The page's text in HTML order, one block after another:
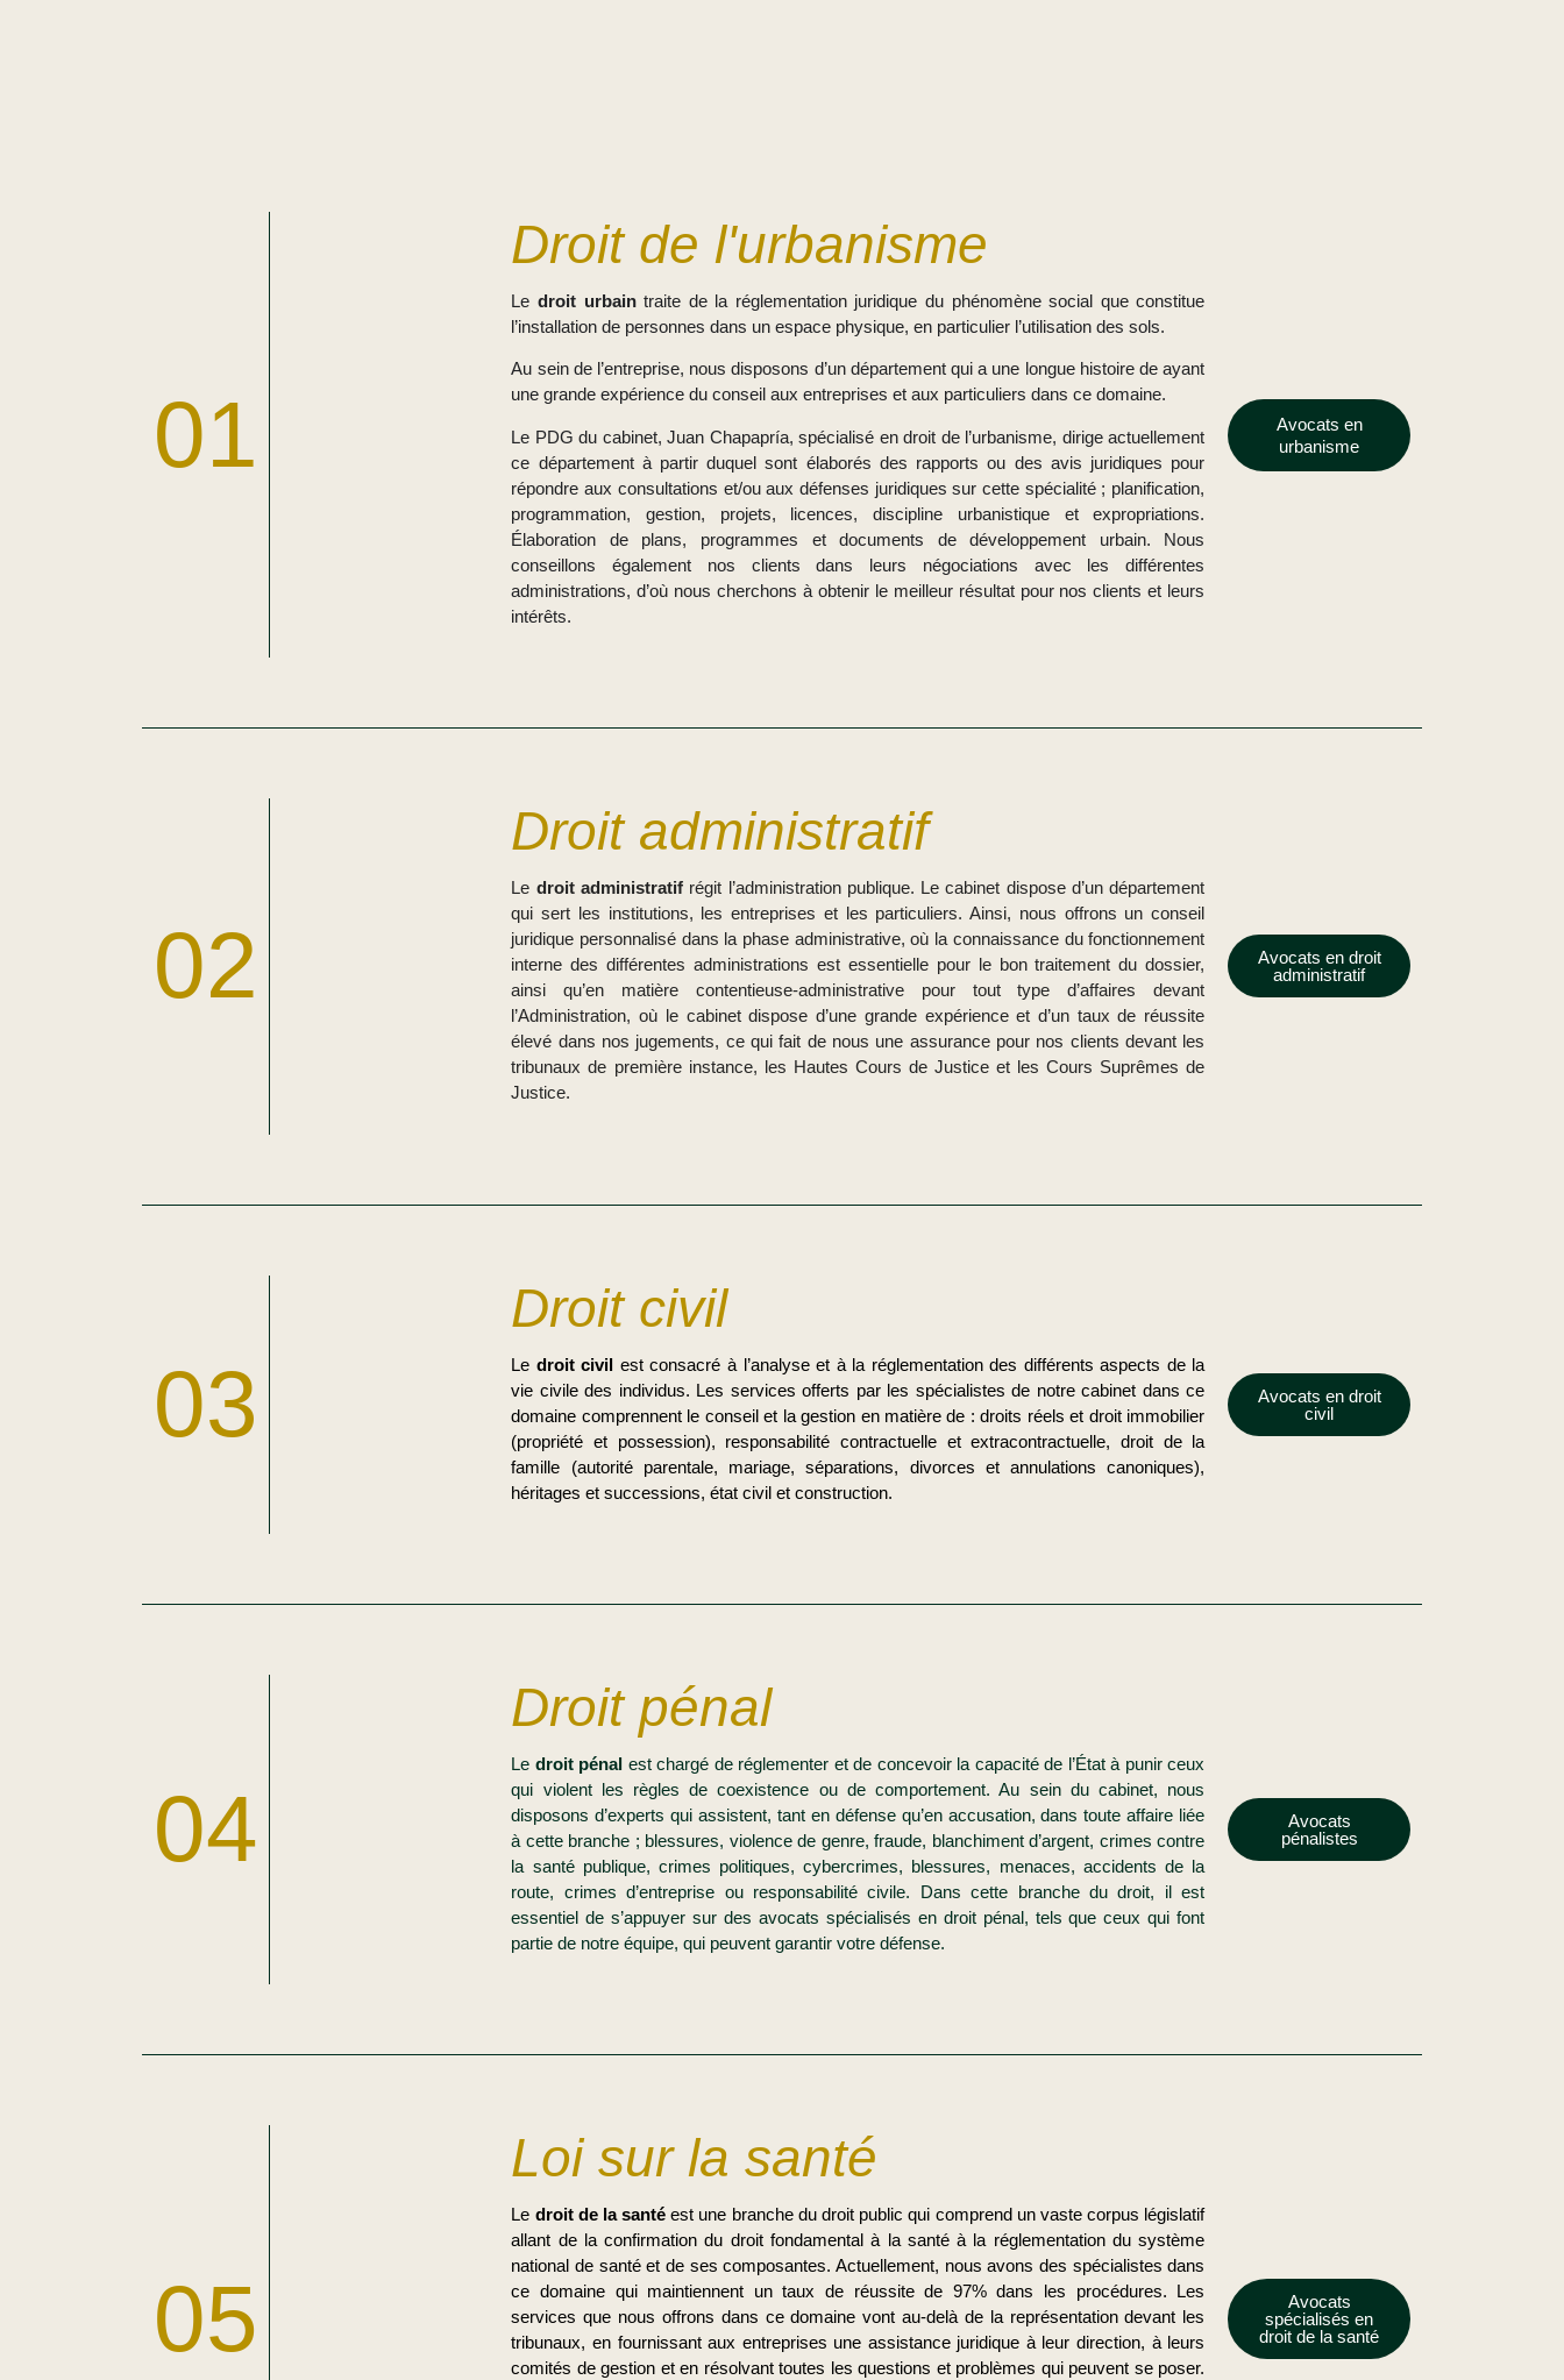
01
Droit de l'urbanisme
Le droit urbaintraite de la réglementation juridique du phénomène social que constitue
l’installation de personnes dans un espace physique, en particulier l’utilisation des sols.
Au sein de l’entreprise, nous disposons d’un département qui a une longue histoire deayant
une grande expérience du conseil aux entreprises et aux particuliers dans ce domaine.
Le PDG du cabinet, Juan Chapapría, spécialisé en droit de l’urbanisme, dirige actuellement
ce département à partir duquel sont élaborés des rapports ou des avis juridiques pour
répondre aux consultations et/ou aux défenses juridiques sur cette spécialité ; planification,
programmation, gestion, projets, licences, discipline urbanistique et expropriations.
Élaboration de plans, programmes et documents de développement urbain. Nous
conseillons également nos clients dans leurs négociations avec les différentes
administrations, d’où nous cherchons à obtenir le meilleur résultat pour nos clients et leurs
intérêts.
Avocats en
urbanisme
02
Droit administratif
Le droit administratifrégit l’administration publique. Le cabinet dispose d’un département
qui sert les institutions, les entreprises et les particuliers. Ainsi, nous offrons un conseil
juridique personnalisé dans la phase administrative, où la connaissance du fonctionnement
interne des différentes administrations est essentielle pour le bon traitement du dossier,
ainsi qu’en matière contentieuse-administrative pour tout type d’affaires devant
l’Administration, où le cabinet dispose d’une grande expérience et d’un taux de réussite
élevé dans nos jugements, ce qui fait de nous une assurance pour nos clients devant les
tribunaux de première instance, les Hautes Cours de Justice et les Cours Suprêmes de
Justice.
Avocats en droit
administratif
03
Droit civil
Le droit civil est consacré à l’analyse et à la réglementation des différents aspects de la
vie civile des individus. Les services offerts par les spécialistes de notre cabinet dans ce
domaine comprennent le conseil et la gestion en matière de : droits réels et droit immobilier
(propriété et possession), responsabilité contractuelle et extracontractuelle, droit de la
famille (autorité parentale, mariage, séparations, divorces et annulations canoniques),
héritages et successions, état civil et construction.
Avocats en droit
civil
04
Droit pénal
Le droit pénal est chargé de réglementer et de concevoir la capacité de l’État à punir ceux
qui violent les règles de coexistence ou de comportement. Au sein du cabinet, nous
disposons d’experts qui assistent, tant en défense qu’en accusation, dans toute affaire liée
à cette branche ; blessures, violence de genre, fraude, blanchiment d’argent, crimes contre
la santé publique, crimes politiques, cybercrimes, blessures, menaces, accidents de la
route, crimes d’entreprise ou responsabilité civile. Dans cette branche du droit, il est
essentiel de s’appuyer sur des avocats spécialisés en droit pénal, tels que ceux qui font
partie de notre équipe, qui peuvent garantir votre défense.
Avocats
pénalistes
05
Loi sur la santé
Le droit de la santé est une branche du droit public qui comprend un vaste corpus législatif
allant de la confirmation du droit fondamental à la santé à la réglementation du système
national de santé et de ses composantes. Actuellement, nous avons des spécialistes dans
ce domaine qui maintiennent un taux de réussite de 97% dans les procédures. Les
services que nous offrons dans ce domaine vont au-delà de la représentation devant les
tribunaux, en fournissant aux entreprises une assistance juridique à leur direction, à leurs
comités de gestion et en résolvant toutes les questions et problèmes qui peuvent se poser.
Avocats
spécialisés en
droit de la santé